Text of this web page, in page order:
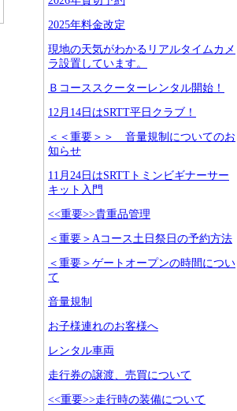
2025年料金改定
現地の天気がわかるリアルタイムカメ
ラ設置しています。
Ｂコーススクーターレンタル開始！
12月14日はSRTT平日クラブ！
＜＜重要＞＞ 音量規制についてのお
知らせ
11月24日はSRTTトミンビギナーサー
キット入門
<<重要>>貴重品管理
＜重要＞Aコース土日祭日の予約方法
＜重要＞ゲートオープンの時間につい
て
音量規制
お子様連れのお客様へ
レンタル車両
走行券の譲渡、売買について
<<重要>>走行時の装備について